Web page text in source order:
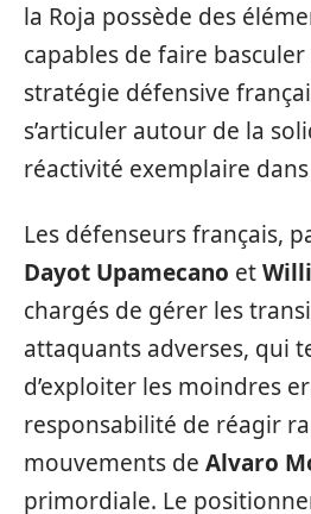
la Roja possède des
capables de faire
stratégie défensive
s’articuler autour de la
réactivité exemplaire
Les défenseurs français,
Dayot Upamecano et
chargés de gérer les
attaquants adverses, qui
d’exploiter les moindres
responsabilité de réagir
mouvements de Alvaro
primordiale. Le